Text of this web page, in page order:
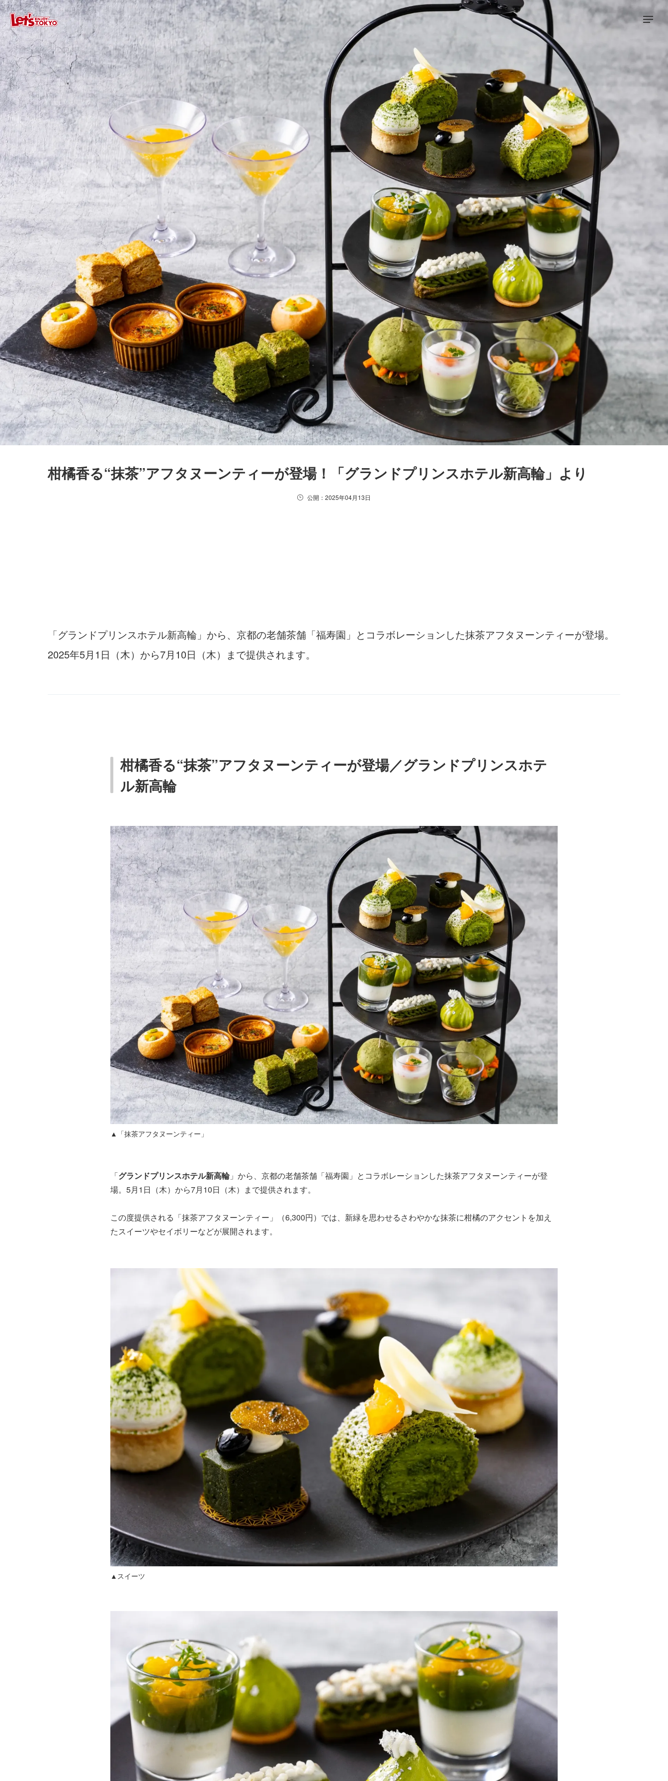
柑橘香る“抹茶”アフタヌーンティーが登場！「グランドプリンスホテル新高輪」より
公開：2025年04月13日
「グランドプリンスホテル新高輪」から、京都の老舗茶舗「福寿園」とコラボレーションした抹茶アフタヌーンティーが登場。
2025年5月1日（木）から7月10日（木）まで提供されます。
柑橘香る“抹茶”アフタヌーンティーが登場／グランドプリンスホテ
ル新高輪
▲「抹茶アフタヌーンティー」
「グランドプリンスホテル新高輪」から、京都の老舗茶舗「福寿園」とコラボレーションした抹茶アフタヌーンティーが登
場。5月1日（木）から7月10日（木）まで提供されます。
この度提供される「抹茶アフタヌーンティー」（6,300円）では、新緑を思わせるさわやかな抹茶に柑橘のアクセントを加え
たスイーツやセイボリーなどが展開されます。
▲スイーツ